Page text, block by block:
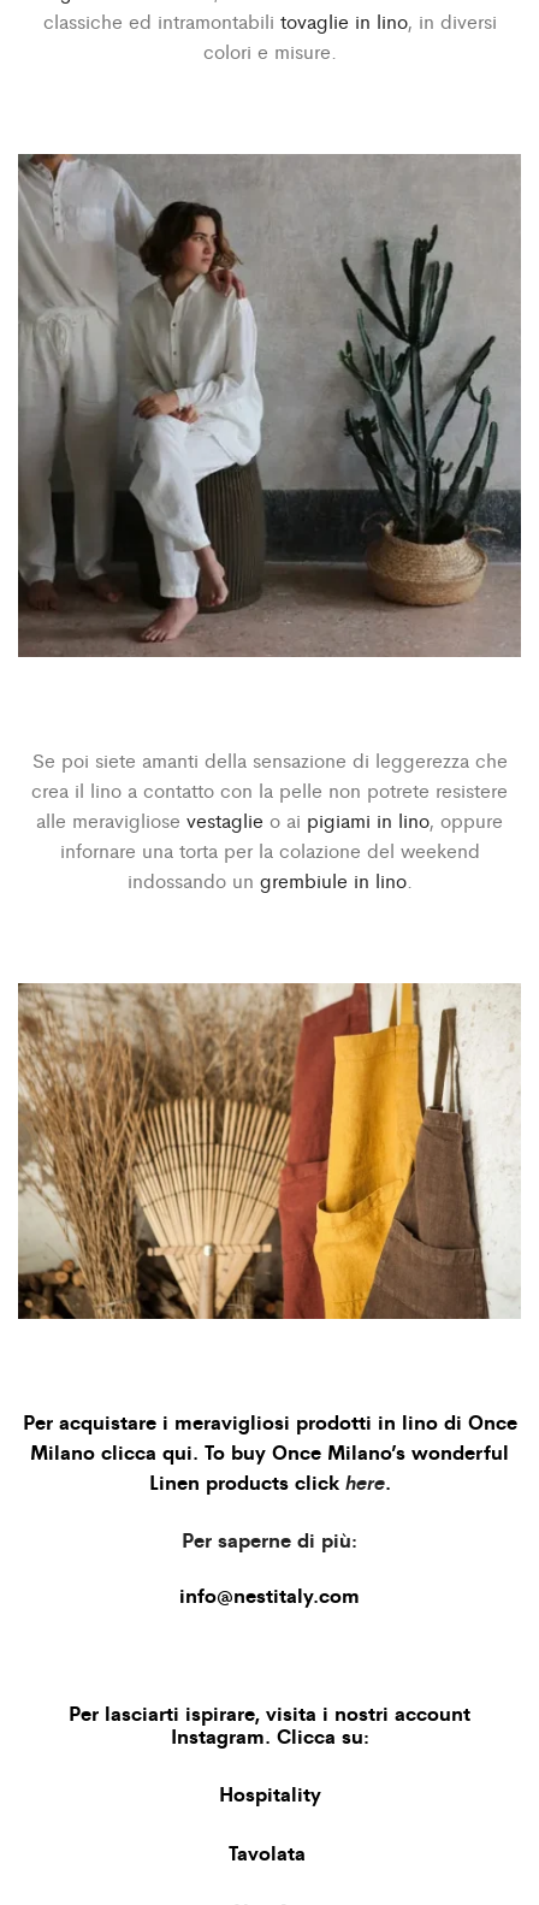
classiche ed intramontabili tovaglie in lino, in diversi
colori e misure.
Se poi siete amanti della sensazione di leggerezza che
crea il lino a contatto con la pelle non potrete resistere
alle meravigliose vestaglie o ai pigiami in lino, oppure
infornare una torta per la colazione del weekend
indossando un grembiule in lino.
Per acquistare i meravigliosi prodotti in lino di Once
Milano clicca qui. To buy Once Milano’s wonderful
Linen products click here.
Per saperne di più:
info@nestitaly.com
Per lasciarti ispirare, visita i nostri account
Instagram. Clicca su:
Hospitality
Tavolata